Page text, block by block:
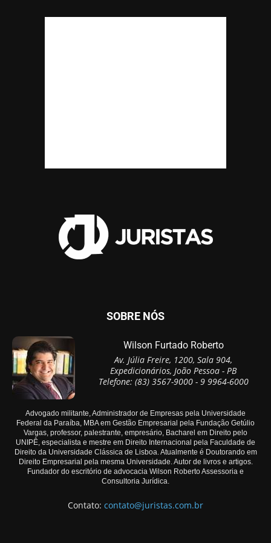
SOBRE NÓS
Wilson Furtado Roberto
Av. Júlia Freire, 1200, Sala 904,
Expedicionários, João Pessoa - PB
Telefone: (83) 3567-9000 - 9 9964-6000
Advogado militante, Administrador de Empresas pela Universidade
Federal da Paraíba, MBA em Gestão Empresarial pela Fundação Getúlio
Vargas, professor, palestrante, empresário, Bacharel em Direito pelo
UNIPÊ, especialista e mestre em Direito Internacional pela Faculdade de
Direito da Universidade Clássica de Lisboa. Atualmente é Doutorando em
Direito Empresarial pela mesma Universidade. Autor de livros e artigos.
Fundador do escritório de advocacia Wilson Roberto Assessoria e
Consultoria Jurídica.
Contato: contato@juristas.com.br